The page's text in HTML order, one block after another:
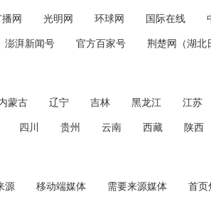
网 光明网 环球网 国际在线
澎湃新闻号 官方百家号 荆楚网（湖北
蒙古 辽宁 吉林 黑龙江 江苏
四川 贵州 云南 西藏 陕西
源 移动端媒体 需要来源媒体 首页